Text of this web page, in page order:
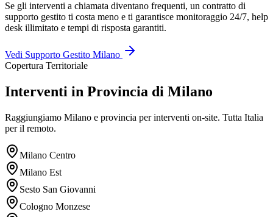
Se gli interventi a chiamata diventano frequenti, un contratto di
supporto gestito ti costa meno e ti garantisce monitoraggio 24/7, help
desk illimitato e tempi di risposta garantiti.
Vedi Supporto Gestito Milano
Copertura Territoriale
Interventi in Provincia di Milano
Raggiungiamo Milano e provincia per interventi on-site. Tutta Italia
per il remoto.
Milano Centro
Milano Est
Sesto San Giovanni
Cologno Monzese